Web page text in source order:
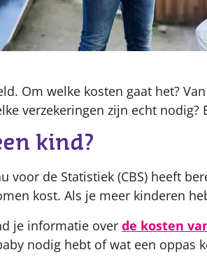
Om welke kosten gaat het?
verzekeringen zijn echt
kind?
voor de Statistiek (CBS) heeft
kost. Als je meer kinderen
je informatie over de kosten
nodig hebt of wat een oppas